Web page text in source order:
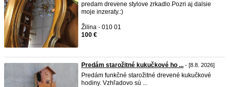
predam drevene stylove zrkadlo.Pozri aj dalsie
moje inzeraty.:)
Žilina - 010 01
100 €
Predám starožitné kukučkové ho ... - [8.8. 2026]
Predám funkčné starožitné drevené kukučkové
hodiny. Vzhľadovo sú ...